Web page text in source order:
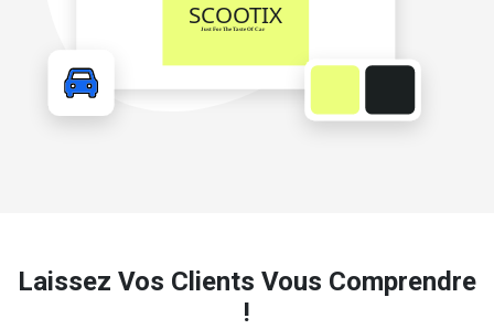
Laissez Vos Clients Vous Comprendre
!